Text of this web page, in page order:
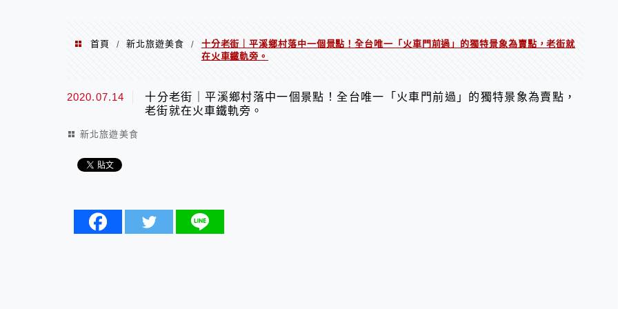
首頁 / 新北旅遊美食 /
十分老街｜平溪鄉村落中一個景點！全台唯一「火車門前過」的獨特景象為賣點，老街就
在火車鐵軌旁。
2020.07.14
十分老街｜平溪鄉村落中一個景點！全台唯一「火車門前過」的獨特景象為賣點，
老街就在火車鐵軌旁。
新北旅遊美食